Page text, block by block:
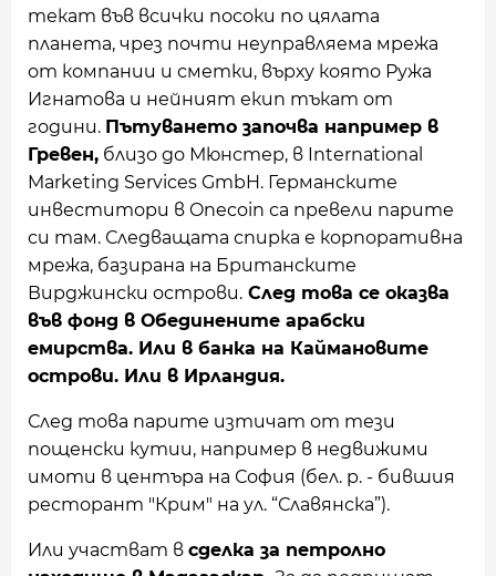
текат във всички посоки по цялата
планета, чрез почти неуправляема мрежа
от компании и сметки, върху която Ружа
Игнатова и нейният екип тъкат от
години. Пътуването започва например в
Гревен, близо до Мюнстер, в International
Marketing Services GmbH. Германските
инвеститори в Onecoin са превели парите
си там. Следващата спирка е корпоративна
мрежа, базирана на Британските
Вирджински острови. След това се оказва
във фонд в Обединените арабски
емирства. Или в банка на Каймановите
острови. Или в Ирландия.
След това парите изтичат от тези
пощенски кутии, например в недвижими
имоти в центъра на София (бел. р. - бившия
ресторант "Крим" на ул. “Славянска”).
Или участват в сделка за петролно